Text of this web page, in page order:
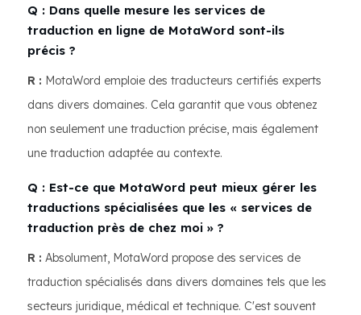
Q : Dans quelle mesure les services de
traduction en ligne de MotaWord sont-ils
précis ?
R : MotaWord emploie des traducteurs certifiés experts
dans divers domaines. Cela garantit que vous obtenez
non seulement une traduction précise, mais également
une traduction adaptée au contexte.
Q : Est-ce que MotaWord peut mieux gérer les
traductions spécialisées que les « services de
traduction près de chez moi » ?
R : Absolument, MotaWord propose des services de
traduction spécialisés dans divers domaines tels que les
secteurs juridique, médical et technique. C'est souvent